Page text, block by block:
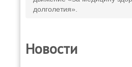
долголетия».
Новости